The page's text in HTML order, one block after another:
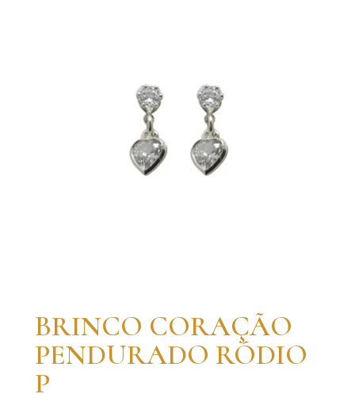
BRINCO CORAÇÃO
PENDURADO RÓDIO
P